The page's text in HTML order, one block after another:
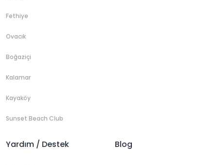
Fethiye
Ovacık
Boğaziçi
Kalamar
Kayaköy
Sunset Beach Club
Yardım / Destek Blog